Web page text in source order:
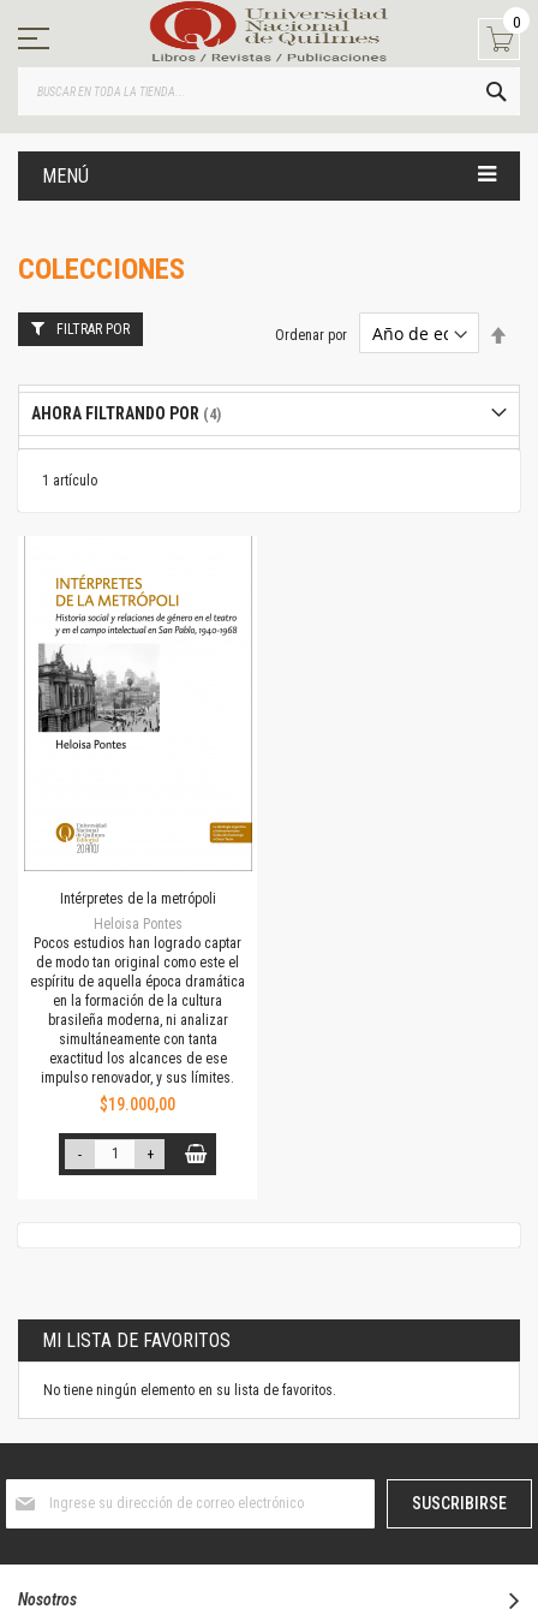
contenido
0
MENÚ
COLECCIONES
1 artículo
Ordenar por
Intérpretes de la metrópoli
Heloisa Pontes
Pocos estudios han logrado captar
de modo tan original como este el
espíritu de aquella época dramática
en la formación de la cultura
brasileña moderna, ni analizar
simultáneamente con tanta
exactitud los alcances de ese
impulso renovador, y sus límites.
$19.000,00
- +
FILTRAR POR
AHORA FILTRANDO POR
MI LISTA DE FAVORITOS
No tiene ningún elemento en su lista de favoritos.
boletín
SUSCRIBIRSE
Nosotros